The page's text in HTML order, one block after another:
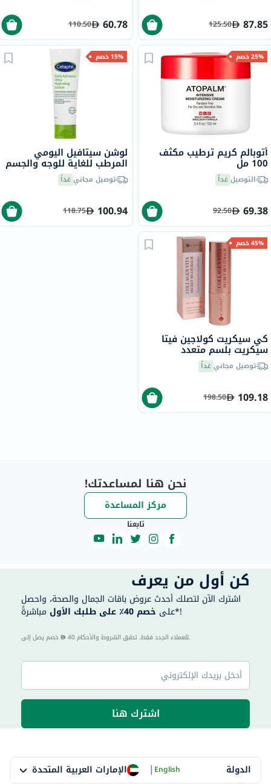
87.85
125.50
60.78
110.50
25% خصم
أتوبالم كريم ترطيب مكثف
100 مل
التوصيلغداً
69.38
92.50
15% خصم
لوشن سيتافيل اليومي
المرطب للغاية للوجه والجسم
للرجال والنساء ذوي البشرة
الجافة والحساسة، بدون
توصيل مجانيغداً
100.94
118.75
45% خصم
كي سيكريت كولاجين فيتا
سيكريت بلسم متعدد
الاستخدامات مضاد للتجاعيد
ومفتح للبشرة 11 جرام
توصيل مجانيغداً
109.18
198.50
نحن هنا لمساعدتك!
مركز المساعدة
تابعنا
كن أول من يعرف
اشترك الآن لتصلك أحدث عروض باقات الجمال والصحة، واحصل
على خصم 40٪ على طلبك الأول مباشرةً*!
40 للعملاء الجدد فقط. تطبق الشروط والأحكام.
اشترك هنا
الدولة الإمارات العربية المتحدة |English